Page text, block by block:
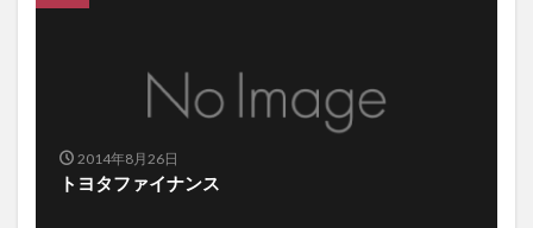
2014年8月26日
トヨタファイナンス